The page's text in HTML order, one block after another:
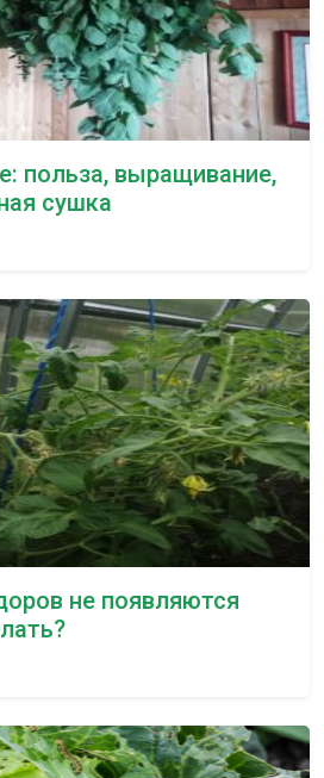
польза, выращивание,
сушка
не появляются